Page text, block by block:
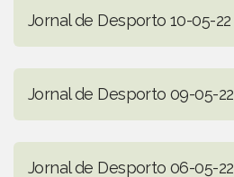
Jornal de Desporto 10-05-22
Jornal de Desporto 09-05-22
Jornal de Desporto 06-05-22